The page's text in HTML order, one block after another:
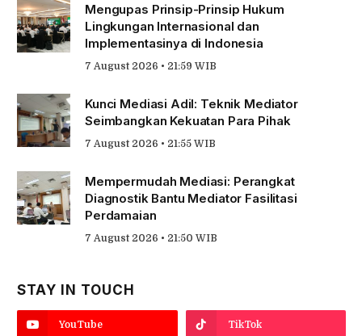
Mengupas Prinsip-Prinsip Hukum
Lingkungan Internasional dan
Implementasinya di Indonesia
7 August 2026 • 21:59 WIB
Kunci Mediasi Adil: Teknik Mediator
Seimbangkan Kekuatan Para Pihak
7 August 2026 • 21:55 WIB
Mempermudah Mediasi: Perangkat
Diagnostik Bantu Mediator Fasilitasi
Perdamaian
7 August 2026 • 21:50 WIB
STAY IN TOUCH
YouTube TikTok